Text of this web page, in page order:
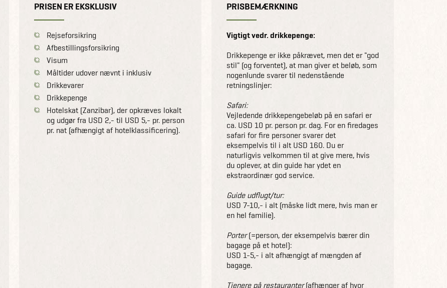
PRISEN ER EKSKLUSIV
Rejseforsikring
Afbestillingsforsikring
Visum
Måltider udover nævnt i inklusiv
Drikkevarer
Drikkepenge
Hotelskat (Zanzibar), der opkræves lokalt
og udgør fra USD 2,- til USD 5,- pr. person
pr. nat (afhængigt af hotelklassificering).
PRISBEMÆRKNING
Vigtigt vedr. drikkepenge:
Drikkepenge er ikke påkrævet, men det er "god
stil" (og forventet), at man giver et beløb, som
nogenlunde svarer til nedenstående
retningslinjer:
Safari:
Vejledende drikkepengebeløb på en safari er
ca. USD 10 pr. person pr. dag. For en firedages
safari for fire personer svarer det
eksempelvis til i alt USD 160. Du er
naturligvis velkommen til at give mere, hvis
du oplever, at din guide har ydet en
ekstraordinær god service.
Guide udflugt/tur:
USD 7-10,- i alt (måske lidt mere, hvis man er
en hel familie).
Porter(=person, der eksempelvis bærer din
bagage på et hotel):
USD 1-5,- i alt afhængigt af mængden af
bagage.
Tjenere på restauranter(afhænger af hvor